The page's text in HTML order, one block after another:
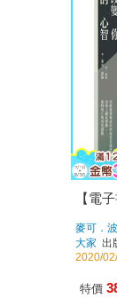
【電
麥可．
大家 出
2020/
特價